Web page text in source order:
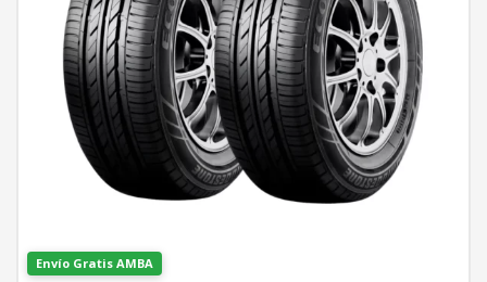
Envío Gratis AMBA